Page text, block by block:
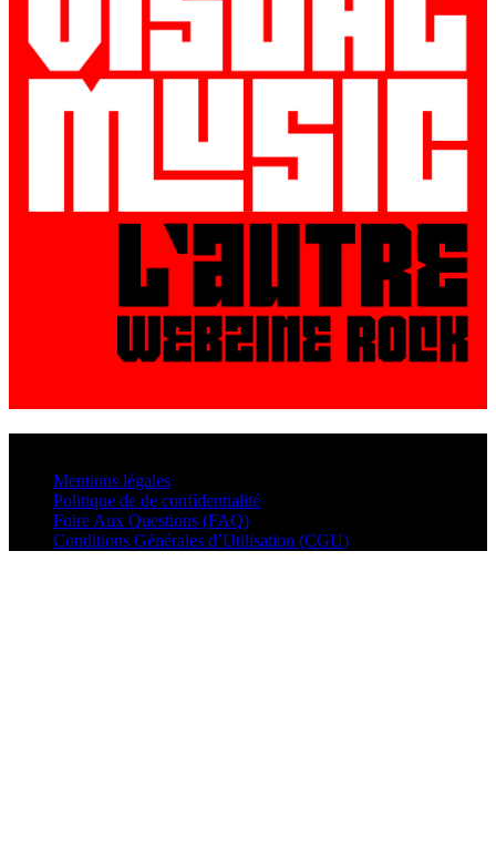
Mentions légales
Politique de de confidentialité
Foire Aux Questions (FAQ)
Conditions Générales d’Utilisation (CGU)